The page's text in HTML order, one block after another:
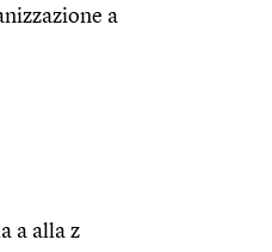
a
a alla z